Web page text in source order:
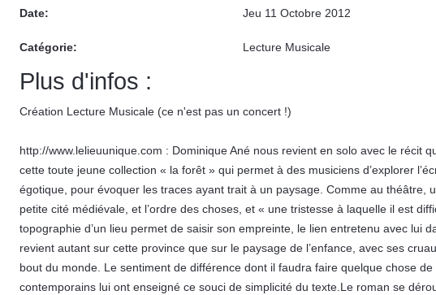
Date: Jeu 11 Octobre 2012
Catégorie: Lecture Musicale
Plus d'infos :
Création Lecture Musicale (ce n'est pas un concert !)
http://www.lelieuunique.com : Dominique Ané nous revient en solo avec le récit
cette toute jeune collection « la forêt » qui permet à des musiciens d’explorer
égotique, pour évoquer les traces ayant trait à un paysage. Comme au théâtre,
petite cité médiévale, et l’ordre des choses, et « une tristesse à laquelle il est
topographie d’un lieu permet de saisir son empreinte, le lien entretenu avec lui
revient autant sur cette province que sur le paysage de l’enfance, avec ses
bout du monde. Le sentiment de différence dont il faudra faire quelque chose
contemporains lui ont enseigné ce souci de simplicité du texte.Le roman se